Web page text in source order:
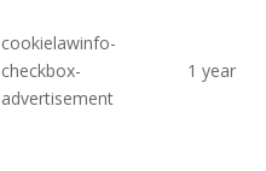
cookielawinfo-
checkbox-
advertisement
1 year